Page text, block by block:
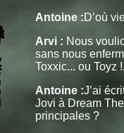
Antoine :D’où
Arvi : Nous
sans nous
Toxxic... ou Toyz
Antoine :J’ai
Jovi à Dream
principales ?